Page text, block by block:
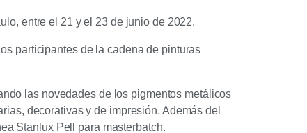
entre el 21 y el 23 de junio de 2022.
participantes de la cadena de pinturas
las novedades de los pigmentos metálicos
decorativas y de impresión. Además del
Stanlux Pell para masterbatch.